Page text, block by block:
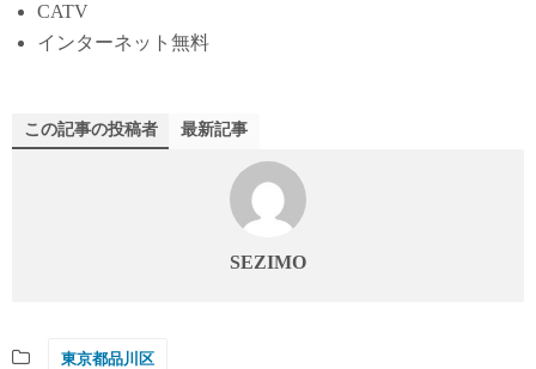
CATV
インターネット無料
この記事の投稿者 最新記事
SEZIMO
東京都品川区